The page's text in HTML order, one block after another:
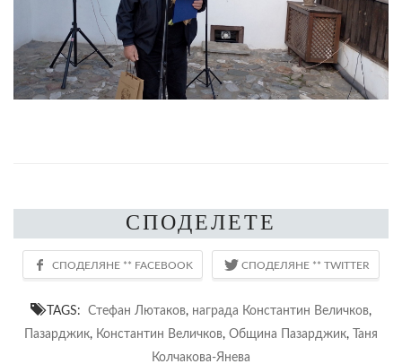
СПОДЕЛЕТЕ
TAGS: Стефан Лютаков, награда Константин Величков,
Пазарджик, Константин Величков, Община Пазарджик,
Таня
Колчакова-Янева